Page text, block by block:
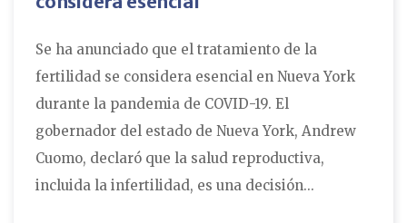
Se ha anunciado que el tratamiento de la
fertilidad se considera esencial en Nueva York
durante la pandemia de COVID-19. El
gobernador del estado de Nueva York, Andrew
Cuomo, declaró que la salud reproductiva,
incluida la infertilidad, es una decisión...